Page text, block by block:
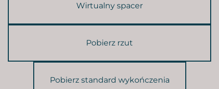
Wirtualny spacer
Pobierz rzut
Pobierz standard wykończenia